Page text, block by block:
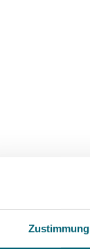
Zustimmung
Stadt 🏐